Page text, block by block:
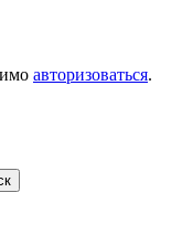
авторизоваться.